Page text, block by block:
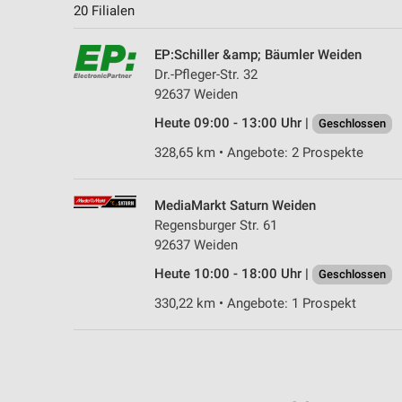
20 Filialen
EP:Schiller &amp; Bäumler Weiden
Dr.-Pfleger-Str. 32
92637 Weiden
Heute 09:00 - 13:00 Uhr |
Geschlossen
328,65 km • Angebote: 2 Prospekte
MediaMarkt Saturn Weiden
Regensburger Str. 61
92637 Weiden
Heute 10:00 - 18:00 Uhr |
Geschlossen
330,22 km • Angebote: 1 Prospekt